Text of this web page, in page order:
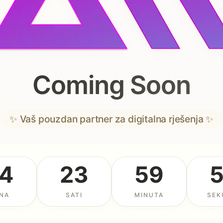
Coming Soon
✨ Vaš pouzdan partner za digitalna rješenja ✨
23
SATI
59
MINUTA